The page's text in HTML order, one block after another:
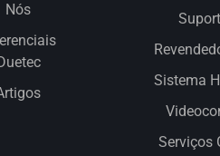
Nós
Sistema
Serviços